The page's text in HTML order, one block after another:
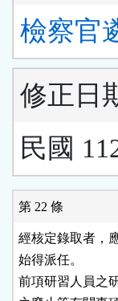
檢察官
修正日
民國
第 22 條
經核定錄取者，
始得派任。
前項研習人員之